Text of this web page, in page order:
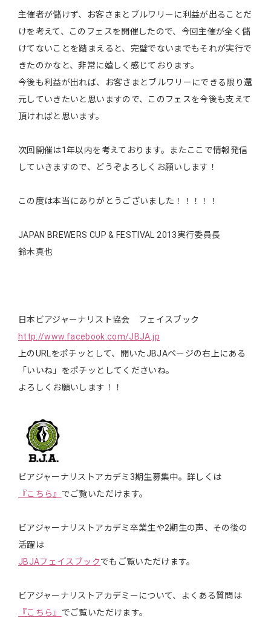
主催者が儲けず、お客さまとブルワリーに利益が出ることだ
けを考えて、このフェスを開催したので、今回主催が全く儲
けてないことを踏まえると、完璧でないまでもそれが実行で
きたのかなと、非常に嬉しく感じております。
今後も利益が出れば、お客さまとブルワリーにできる限り還
元していきたいと思いますので、このフェスを今後も支えて
頂ければと思います。
次回開催は1年以内を考えております。またここで情報発信
していきますので、どうぞよろしくお願いします！
この度は本当にありがとうございました！！！！！
JAPAN BREWERS CUP & FESTIVAL 2013実行委員長
鈴木真也
日本ビアジャーナリスト協会 フェイスブック
http://www.facebook.com/JBJA.jp
上のURLをポチッとして、開いたJBJAページの右上にある
「いいね」をポチッとしてくださいね。
よろしくお願いします！！
ビアジャーナリストアカデミ3期生募集中。詳しくは
『こちら』 でご覧いただけます。
ビアジャーナリストアカデミ卒業生や2期生の声、その後の
活躍は
JBJAフェイスブックでもご覧いただけます。
ビアジャーナリストアカデミーについて、よくある質問は
『こちら』 でご覧いただけます。